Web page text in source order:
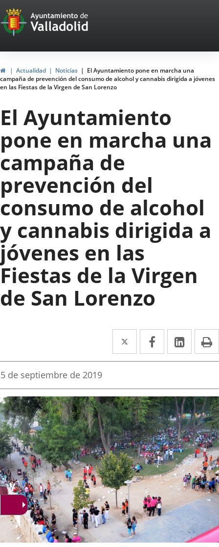
Portal
Web
del
Ayuntamiento
de
Valladolid
InicioActualidad Noticias
El Ayuntamiento pone en marcha una
campaña de prevención del consumo de alcohol y cannabis dirigida a jóvenes
en las Fiestas de la Virgen de San Lorenzo
El Ayuntamiento
pone en marcha una
campaña de
prevención del
consumo de alcohol
y cannabis dirigida a
jóvenes en las
Fiestas de la Virgen
de San Lorenzo
Twitter
Enlace
a
aplicación
externa.
Facebook
Enlace
a
aplicación
externa.
Enlace
a
Fecha
la
noticia
5 de septiembre de 2019